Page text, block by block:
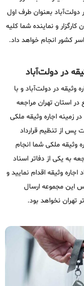
دولت‌آباد بعنوان طرف اول
کارگزار و نماینده شما کلیه
کشور انجام خواهد داد.
در دولت‌آباد
وثیقه در دولت‌آباد و با
استان تهران مراجعه
زمینه اجاره وثیقه ملکی
پس از تنظیم قرارداد
به اجاره وثیقه ملکی شما انجام
به یکی از دفاتر اسناد
وثیقه اقدام نمایید و
این مجموعه ارسال
تهران نخواهد بود.